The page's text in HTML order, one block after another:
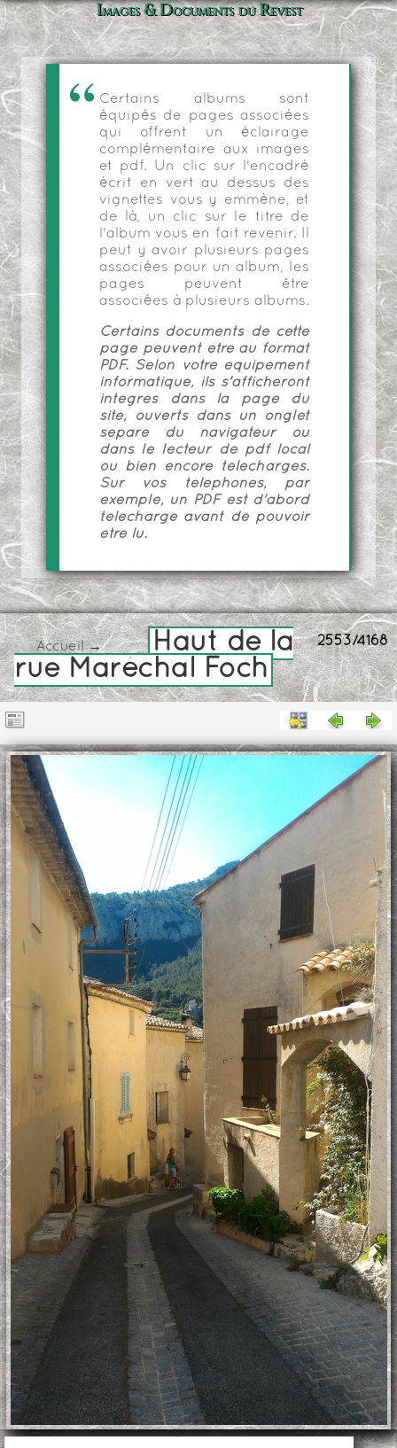
Images & Documents du Revest
Certains albums sont
équipés de pages associées
qui offrent un éclairage
complémentaire aux images
et pdf. Un clic sur l'encadré
écrit en vert au dessus des
vignettes vous y emmène, et
de là, un clic sur le titre de
l'album vous en fait revenir. Il
peut y avoir plusieurs pages
associées pour un album, les
pages peuvent être
associées à plusieurs albums.
Certains documents de cette
page peuvent être au format
PDF. Selon votre équipement
informatique, ils s'afficheront
intégrés dans la page du
site, ouverts dans un onglet
séparé du navigateur ou
dans le lecteur de pdf local
ou bien encore téléchargés.
Sur vos téléphones, par
exemple, un PDF est d'abord
téléchargé avant de pouvoir
être lu.
2553/4168
Accueil→
Haut de la
rue Maréchal Foch